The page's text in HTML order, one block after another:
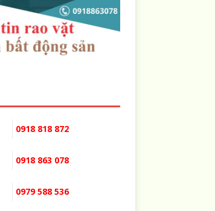
0918 818 872
0918 863 078
0979 588 536